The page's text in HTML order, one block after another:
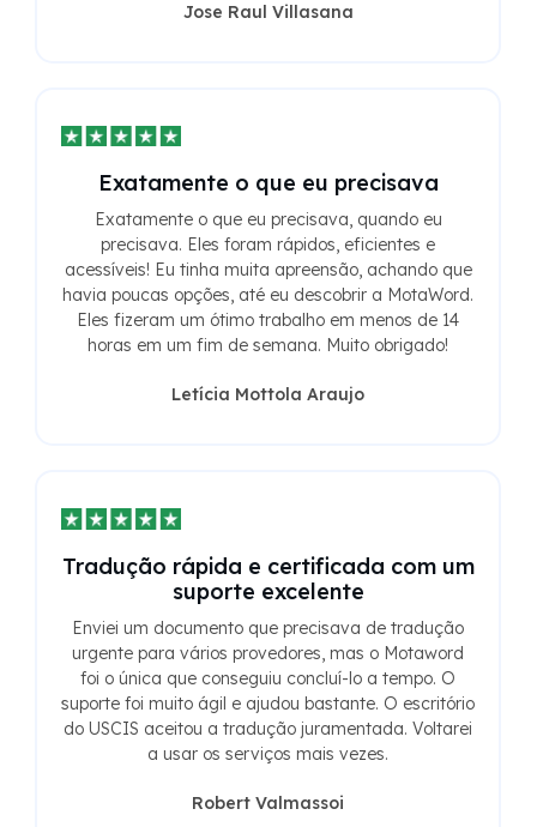
Jose Raul Villasana
Exatamente o que eu precisava
Exatamente o que eu precisava, quando eu
precisava. Eles foram rápidos, eficientes e
acessíveis! Eu tinha muita apreensão, achando que
havia poucas opções, até eu descobrir a MotaWord.
Eles fizeram um ótimo trabalho em menos de 14
horas em um fim de semana. Muito obrigado!
Letícia Mottola Araujo
Tradução rápida e certificada com um
suporte excelente
Enviei um documento que precisava de tradução
urgente para vários provedores, mas o Motaword
foi o única que conseguiu concluí-lo a tempo. O
suporte foi muito ágil e ajudou bastante. O escritório
do USCIS aceitou a tradução juramentada. Voltarei
a usar os serviços mais vezes.
Robert Valmassoi